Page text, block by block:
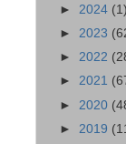
► 2024 (1)
► 2023
► 2022
► 2021
► 2020
► 2019